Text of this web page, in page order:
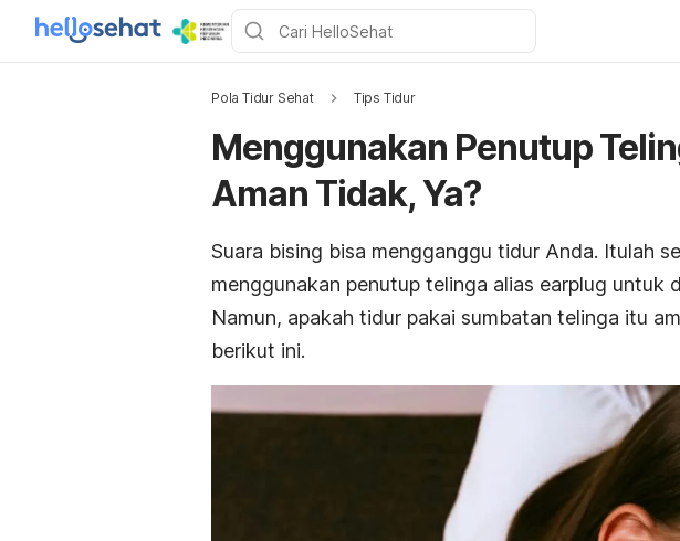
Pola Tidur Sehat Tips Tidur
Menggunakan Penutup
Aman Tidak, Ya?
Suara bising bisa mengganggu tidur Anda. Itulah
menggunakan penutup telinga alias earplug untuk
Namun, apakah tidur pakai sumbatan telinga itu
berikut ini.